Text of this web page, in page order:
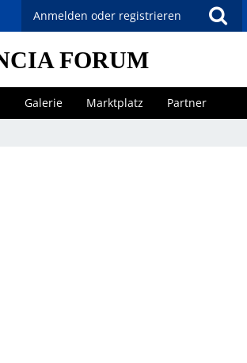
Anmelden oder registrieren
FORUM
Galerie Marktplatz Partner